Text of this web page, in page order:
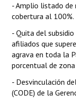
- Amplio listado de
cobertura al 100%.
- Quita del
afiliados que
agrava en toda la
porcentual de
- Desvinculación
(CODE) de la